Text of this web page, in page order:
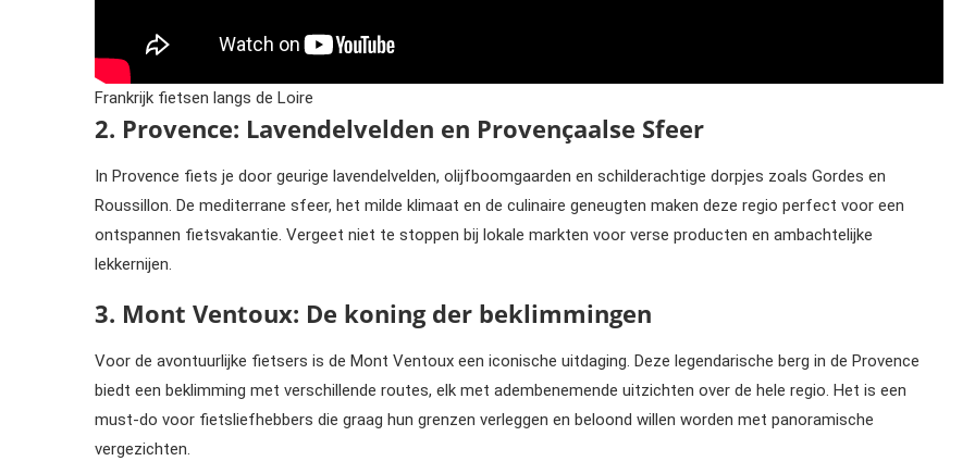
Frankrijk fietsen langs de Loire
2. Provence: Lavendelvelden en Provençaalse Sfeer
In Provence fiets je door geurige lavendelvelden, olijfboomgaarden en schilderachtige dorpjes zoals Gordes en
Roussillon. De mediterrane sfeer, het milde klimaat en de culinaire geneugten maken deze regio perfect voor een
ontspannen fietsvakantie. Vergeet niet te stoppen bij lokale markten voor verse producten en ambachtelijke
lekkernijen.
3. Mont Ventoux: De koning der beklimmingen
Voor de avontuurlijke fietsers is de Mont Ventoux een iconische uitdaging. Deze legendarische berg in de Provence
biedt een beklimming met verschillende routes, elk met adembenemende uitzichten over de hele regio. Het is een
must-do voor fietsliefhebbers die graag hun grenzen verleggen en beloond willen worden met panoramische
vergezichten.